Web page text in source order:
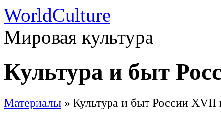
WorldCulture
Мировая культура
Культура и быт
Материалы » Культура и быт России XVII